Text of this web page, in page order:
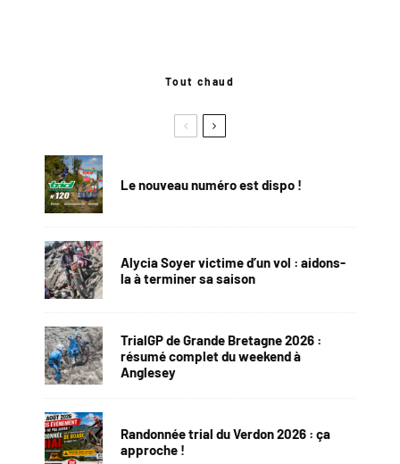
Tout chaud
Le nouveau numéro est dispo !
Alycia Soyer victime d’un vol : aidons-
la à terminer sa saison
TrialGP de Grande Bretagne 2026 :
résumé complet du weekend à
Anglesey
Randonnée trial du Verdon 2026 : ça
approche !